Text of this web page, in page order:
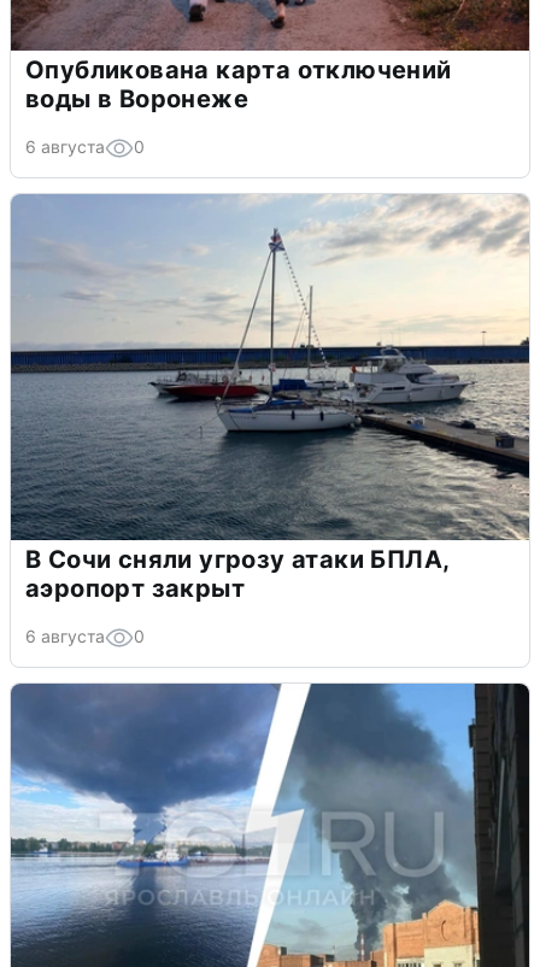
Опубликована карта отключений
воды в Воронеже
6 августа 0
В Сочи сняли угрозу атаки БПЛА,
аэропорт закрыт
6 августа 0